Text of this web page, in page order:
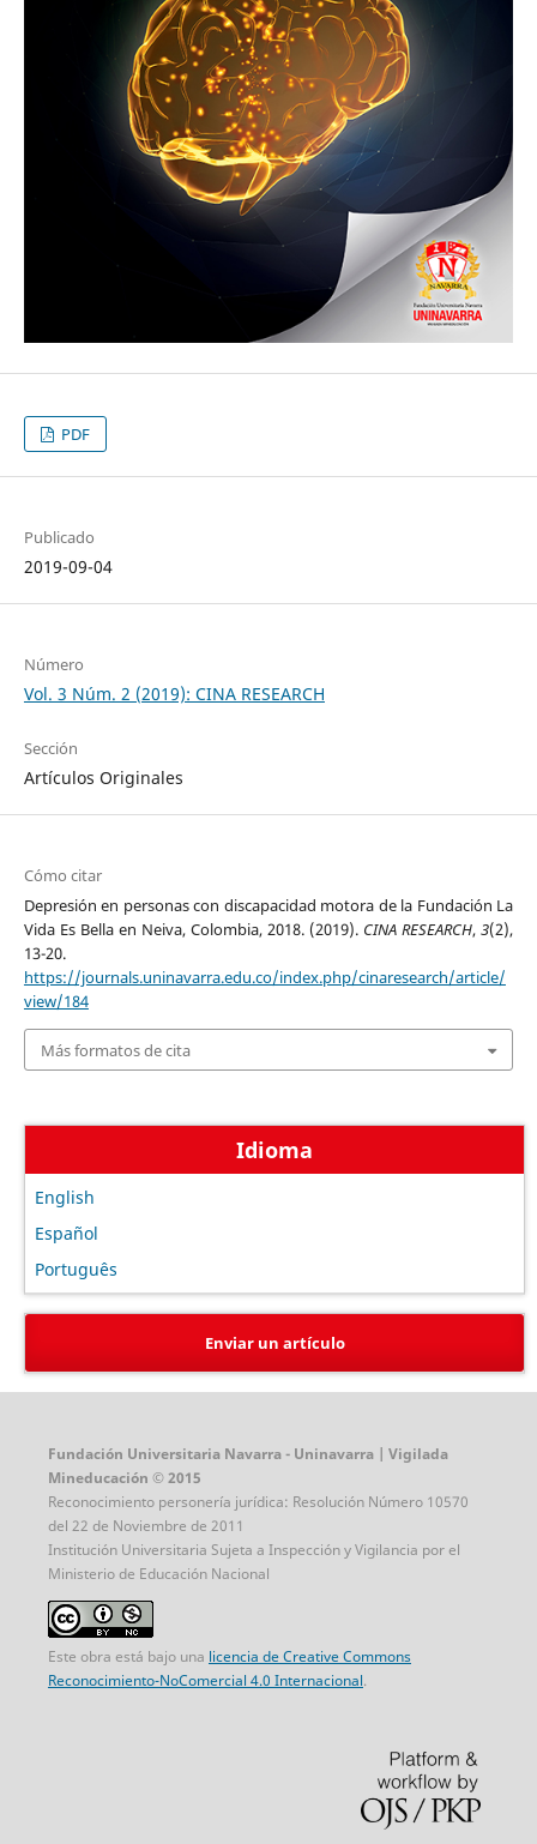
PDF
Publicado
2019-09-04
Número
Vol. 3 Núm. 2 (2019): CINA RESEARCH
Sección
Artículos Originales
Cómo citar
Depresión en personas con discapacidad motora de la Fundación La
Vida Es Bella en Neiva, Colombia, 2018. (2019). CINA RESEARCH,3(2),
13-20.
https://journals.uninavarra.edu.co/index.php/cinaresearch/article/
view/184
Más formatos de cita
Idioma
English
Español
Português
Enviar un artículo
Fundación Universitaria Navarra - Uninavarra | Vigilada
Mineducación © 2015
Reconocimiento personería jurídica: Resolución Número 10570
del 22 de Noviembre de 2011
Institución Universitaria Sujeta a Inspección y Vigilancia por el
Ministerio de Educación Nacional
Este obra está bajo una licencia de Creative Commons
Reconocimiento-NoComercial 4.0 Internacional.